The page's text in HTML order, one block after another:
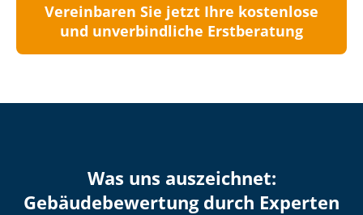
Vereinbaren Sie jetzt Ihre kostenlose
und unverbindliche Erstberatung
Was uns auszeichnet:
Ge­bäu­de­be­wer­tung durch Experten